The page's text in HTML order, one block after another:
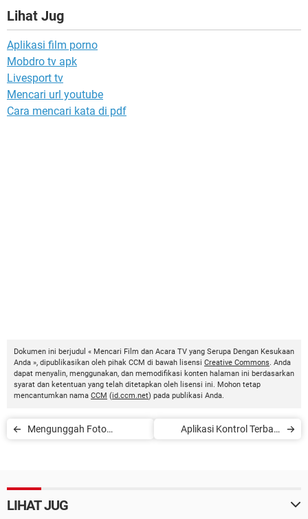
Lihat Jug
Aplikasi film porno
Mobdro tv apk
Livesport tv
Mencari url youtube
Cara mencari kata di pdf
Dokumen ini berjudul « Mencari Film dan Acara TV yang Serupa Dengan Kesukaan
Anda », dipublikasikan oleh pihak CCM di bawah lisensi Creative Commons. Anda
dapat menyalin, menggunakan, dan memodifikasi konten halaman ini berdasarkan
syarat dan ketentuan yang telah ditetapkan oleh lisensi ini. Mohon tetap
mencantumkan nama CCM (id.ccm.net) pada publikasi Anda.
Mengunggah Foto
Aplikasi Kontrol Terbaik
LIHAT JUG